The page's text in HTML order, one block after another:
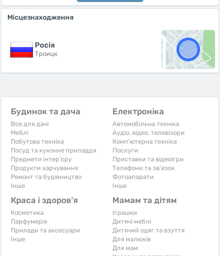
Місцезнаходження
Росiя
Троицк
Будинок та дача
Все для дачі
Меблі
Побутова техніка
Посуд та кухонне приладдя
Предмети інтер'єру
Продукти харчування
Ремонт та будівництво
Iнше
Електроніка
Автомобільна техніка
Аудіо, відео, телевізори
Комп'ютерна техніка
Послуги
Приставки та відеоігри
Телефони та зв'язок
Фотоапарати
Iнше
Краса і здоров'я
Косметика
Парфумерія
Прилади та аксесуари
Iнше
Мамам та дітям
Іграшки
Дитячі меблі
Дитячий одяг та взуття
Для малюків
Для мам